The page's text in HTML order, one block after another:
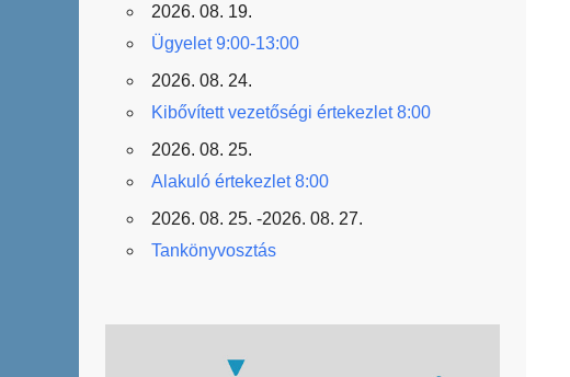
2026. 08. 19.
Ügyelet 9:00-13:00
2026. 08. 24.
Kibővített vezetőségi értekezlet 8:00
2026. 08. 25.
Alakuló értekezlet 8:00
2026. 08. 25. -2026. 08. 27.
Tankönyvosztás